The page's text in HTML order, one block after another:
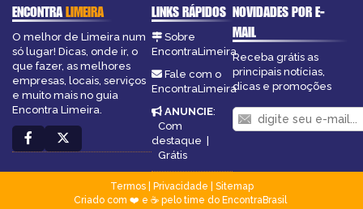
ENCONTRALIMEIRA
O melhor de Limeira num
só lugar! Dicas, onde ir, o
que fazer, as melhores
empresas, locais, serviços
e muito mais no guia
Encontra Limeira.
LINKS RÁPIDOS
Sobre
EncontraLimeira
Fale com o
EncontraLimeira
ANUNCIE:
Com
destaque |
Grátis
NOVIDADES POR E-
MAIL
Receba grátis as
principais notícias,
dicas e promoções
Termos| Privacidade
Sitemap
Criado com ❤️ e ☕ pelo time do EncontraBrasil